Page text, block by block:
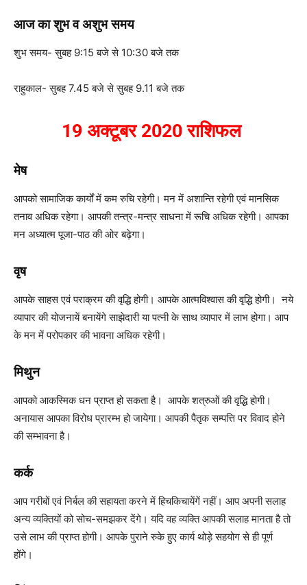
आज का शुभ व अशुभ समय
शुभ समय- सुबह 9:15 बजे से 10:30 बजे तक
राहुकाल- सुबह 7.45 बजे से सुबह 9.11 बजे तक
19 अक्टूबर2020राशिफल
मेष
आपको सामाजिक कार्यों में कम रुचि रहेगी। मन में अशान्ति रहेगी एवं मानसिक
तनाव अधिक रहेगा। आपकी तन्त्र-मन्त्र साधना में रूचि अधिक रहेगी। आपका
मन अध्यात्म पूजा-पाठ की ओर बढ़ेगा।
वृष
आपके साहस एवं पराक्रम की वृद्धि होगी। आपके आत्मविश्वास की वृद्धि होगी। नये
व्यापार की योजनायें बनायेंगे साझेदारी या पत्नी के साथ व्यापार में लाभ होगा। आप
के मन में परोपकार की भावना अधिक रहेगी।
मिथुन
आपको आकस्मिक धन प्राप्त हो सकता है। आपके शत्रुओं की वृद्धि होगी।
अनायास आपका विरोध प्रारम्भ हो जायेगा। आपकी पैतृक सम्पत्ति पर विवाद होने
की सम्भावना है।
कर्क
आप गरीबों एवं निर्बल की सहायता करने में हिचकिचायेंगें नहीं। आप अपनी सलाह
अन्य व्यक्तियों को सोच-समझकर देंगे। यदि वह व्यक्ति आपकी सलाह मानता है तो
उसे लाभ की प्राप्त होगी। आपके पुराने रुके हुए कार्य थोड़े सहयोग से ही पूर्ण
होंगे।